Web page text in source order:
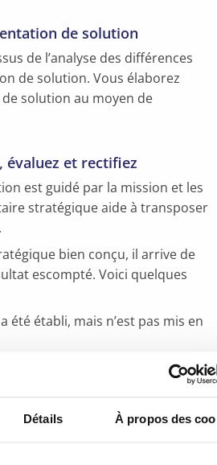
Détails À propos des
de solution
de l’analyse des différences
de solution. Vous élaborez
solution au moyen de
et rectifiez
est guidé par la mission et les
stratégique aide à transposer
bien conçu, il arrive de
escompté. Voici quelques
été établi, mais n’est pas mis en
été établi sans y impliquer le
pas supporté par
irréaliste.
pas adapté et est considéré